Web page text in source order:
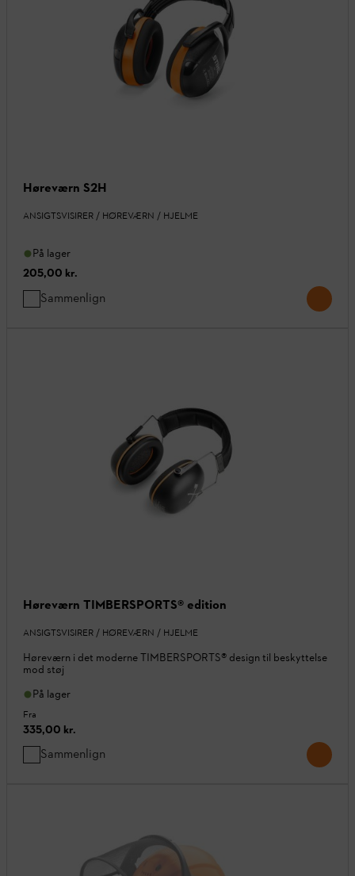
Høreværn S2H
ANSIGTSVISIRER / HØREVÆRN / HJELME
På lager
205,00 kr.
Sammenlign
Høreværn TIMBERSPORTS® edition
ANSIGTSVISIRER / HØREVÆRN / HJELME
Høreværn i det moderne TIMBERSPORTS® design til beskyttelse
mod støj
På lager
Fra
335,00 kr.
Sammenlign